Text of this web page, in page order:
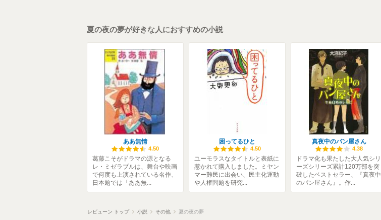
夏の夜の夢が好きな人におすすめの小説
ああ無情
4.50
葛藤こそがドラマの源となる
レ・ミゼラブルは、舞台や映画
で何度も上演されている名作、
日本題では「ああ無...
困ってるひと
4.50
ユーモラスなタイトルと表紙に
惹かれて購入しました。ミヤン
マー難民に出会い、民主化運動
や人権問題を研究...
真夜中のパン屋さん
4.38
ドラマ化も果たした大人気シリ
ーズシリーズ累計120万部を突
破したベストセラー、『真夜中
のパン屋さん』。作...
レビューン トップ 小説 その他 夏の夜の夢